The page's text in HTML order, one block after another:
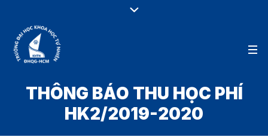
THÔNG BÁO THU HỌC PHÍ
HK2/2019-2020